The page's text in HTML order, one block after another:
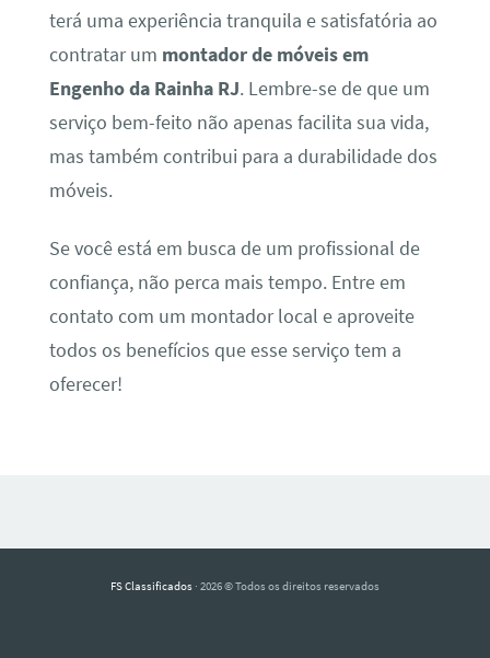
terá uma experiência tranquila e satisfatória ao
contratar um montador de móveis em
Engenho da Rainha RJ. Lembre-se de que um
serviço bem-feito não apenas facilita sua vida,
mas também contribui para a durabilidade dos
móveis.
Se você está em busca de um profissional de
confiança, não perca mais tempo. Entre em
contato com um montador local e aproveite
todos os benefícios que esse serviço tem a
oferecer!
FS Classificados · 2026 © Todos os direitos reservados